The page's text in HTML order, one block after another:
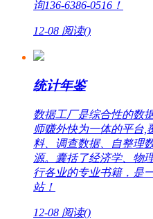
询136-6386-0516！
12-08 阅读()
统计年鉴
数据工厂是综合性的数
师赚外快为一体的平台,
料、调查数据、自整理
源。囊括了经济学、物
行各业的专业书籍，是
站！
12-08 阅读()